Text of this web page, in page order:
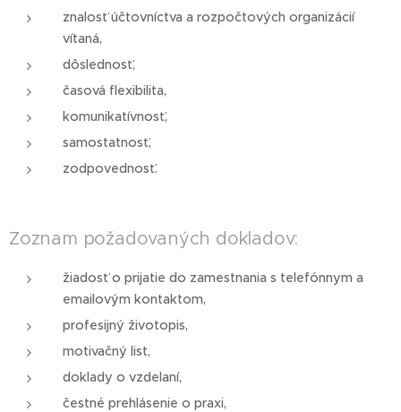
znalosť účtovníctva a rozpočtových organizácií
vítaná,
dôslednosť,
časová flexibilita,
komunikatívnosť,
samostatnosť,
zodpovednosť.
Zoznam požadovaných dokladov:
žiadosť o prijatie do zamestnania s telefónnym a
emailovým kontaktom,
profesijný životopis,
motivačný list,
doklady o vzdelaní,
čestné prehlásenie o praxi,